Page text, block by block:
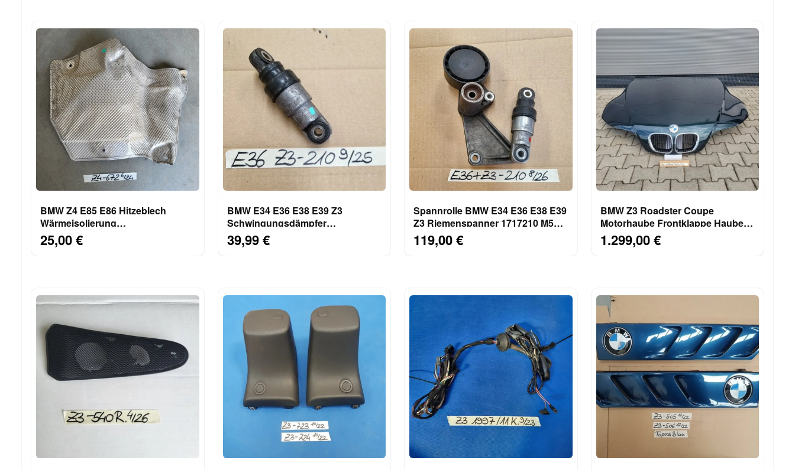
BMW Z4 E85 E86 Hitzeblech
Wärmeisolierung
Wärmeschutzblech Stirnwand
7015672
25,00 €
BMW E34 E36 E38 E39 Z3
Schwingungsdämpfer
Riemenspanner 1717210 M50 M52
M43 S52
39,99 €
Spannrolle BMW E34 E36 E38 E39
Z3 Riemenspanner 1717210 M50
119,00 €
BMW Z3 Roadster Coupe
Motorhaube Frontklappe Haube
Oxford Grün ABHOLUNG!
1.299,00 €